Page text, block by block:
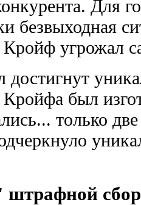
Для
безвыходная
Кройф угрожал
достигнут
был
только